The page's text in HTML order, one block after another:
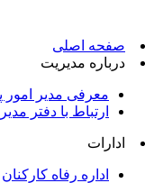
صفحه اصلی
درباره مدیریت
معرفی مدیر امور
ارتباط با دفتر
ادارات
اداره رفاه کارکنان